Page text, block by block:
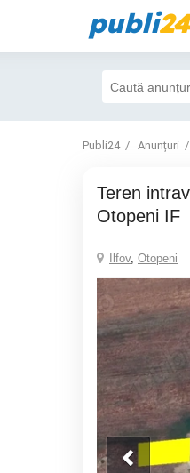
publi24
Publi24 Anunțuri
Teren intravilan de vânzare, 1308 mp,
Otopeni IF
Ilfov, Otopeni